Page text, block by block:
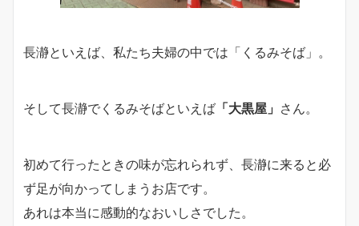
長瀞といえば、私たち夫婦の中では「くるみそば」。
そして長瀞でくるみそばといえば 「大黒屋」 さん。
初めて行ったときの味が忘れられず、長瀞に来ると必
ず足が向かってしまうお店です。
あれは本当に感動的なおいしさでした。